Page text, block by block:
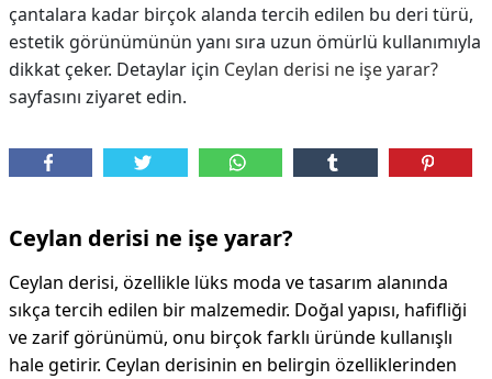
çantalara kadar birçok alanda tercih edilen bu deri türü,
estetik görünümünün yanı sıra uzun ömürlü kullanımıyla
dikkat çeker. Detaylar için Ceylan derisi ne işe yarar?
sayfasını ziyaret edin.
Ceylan derisi ne işe yarar?
Ceylan derisi, özellikle lüks moda ve tasarım alanında
sıkça tercih edilen bir malzemedir. Doğal yapısı, hafifliği
ve zarif görünümü, onu birçok farklı üründe kullanışlı
hale getirir. Ceylan derisinin en belirgin özelliklerinden